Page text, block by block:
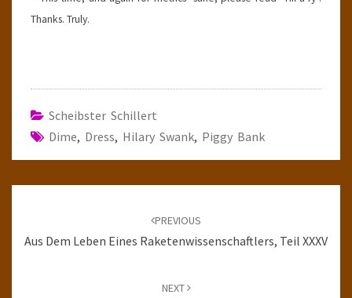
Thanks. Truly.
Scheibster Schillert
Dime, Dress, Hilary Swank, Piggy Bank
PREVIOUS
Aus Dem Leben Eines Raketenwissenschaftlers, Teil XXXV
NEXT